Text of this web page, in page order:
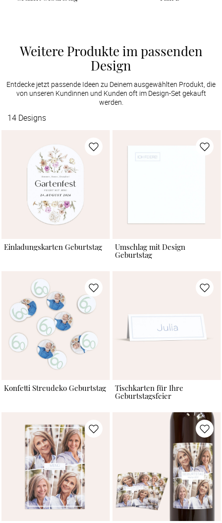
Weitere Produkte im passenden
Design
Entdecke jetzt passende Ideen zu Deinem ausgewählten Produkt, die
von unseren Kundinnen und Kunden oft im Design-Set gekauft
werden.
14 Designs
Einladungskarten Geburtstag
Umschlag mit Design
Geburtstag
Konfetti Streudeko Geburtstag
Tischkarten für Ihre
Geburtstagsfeier